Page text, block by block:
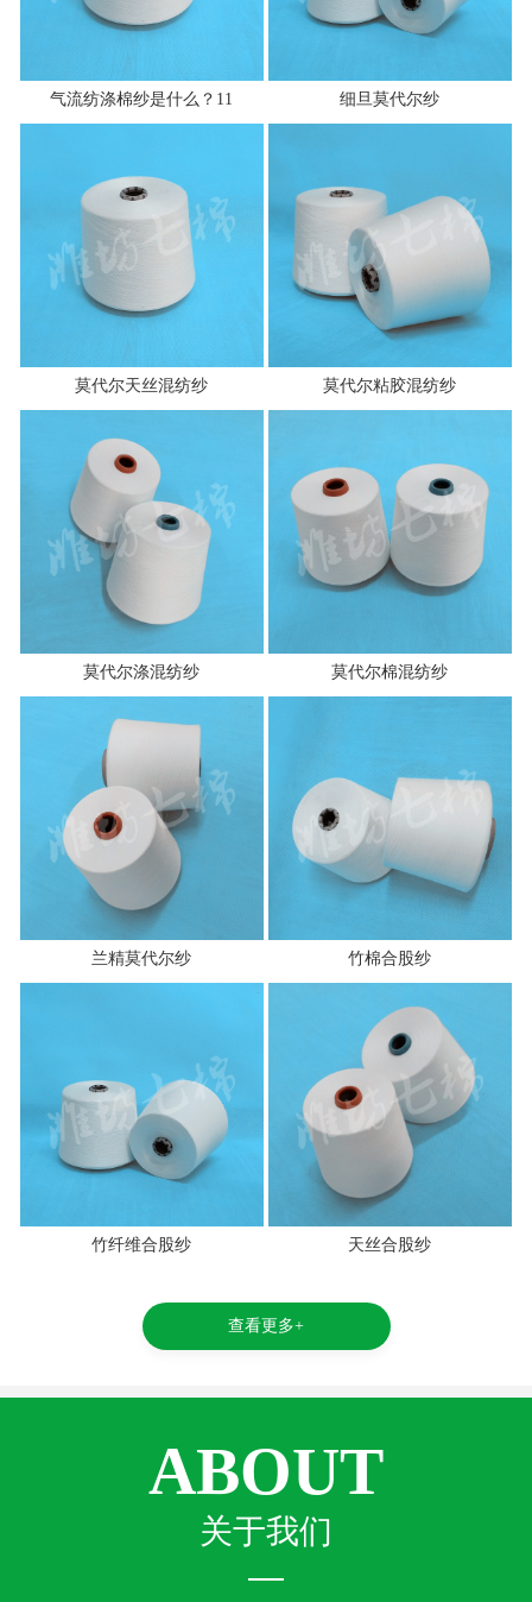
气流纺涤棉纱是什么？11 细旦莫代尔纱
莫代尔天丝混纺纱 莫代尔粘胶混纺纱
莫代尔涤混纺纱 莫代尔棉混纺纱
兰精莫代尔纱 竹棉合股纱
竹纤维合股纱 天丝合股纱
查看更多+
ABOUT
关于我们